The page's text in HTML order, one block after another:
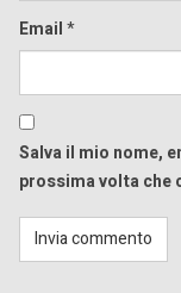
Email*
Salva il mio nome,
prossima volta che